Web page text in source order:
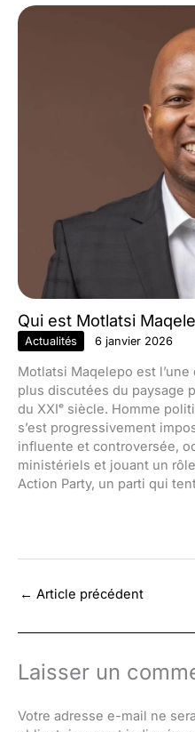
Qui est Motlatsi
Actualités 6 janvier 2026
Motlatsi Maqelepo est
plus discutées du paysage
du XXIᵉ siècle. Homme
s’est progressivement
influente et controversée,
ministériels et jouant un
Action Party, un parti qui
← Article précédent
Laisser un
Votre adresse e-mail ne